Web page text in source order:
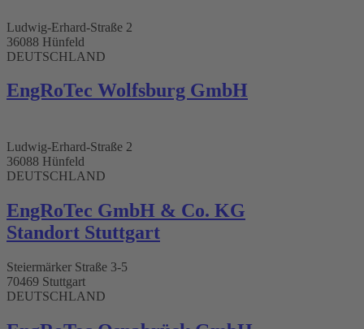
Ludwig-Erhard-Straße 2
36088 Hünfeld
DEUTSCHLAND
EngRoTec Wolfsburg GmbH
Ludwig-Erhard-Straße 2
36088 Hünfeld
DEUTSCHLAND
EngRoTec GmbH & Co. KG
Standort Stuttgart​
Steiermärker Straße 3-5
70469 Stuttgart
DEUTSCHLAND